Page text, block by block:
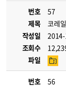
번호
57
제목
코레
작성일
조회수
파일
번호
56